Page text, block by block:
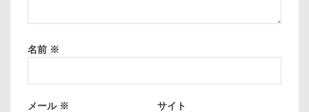
名前 ※
メール ※ サイト